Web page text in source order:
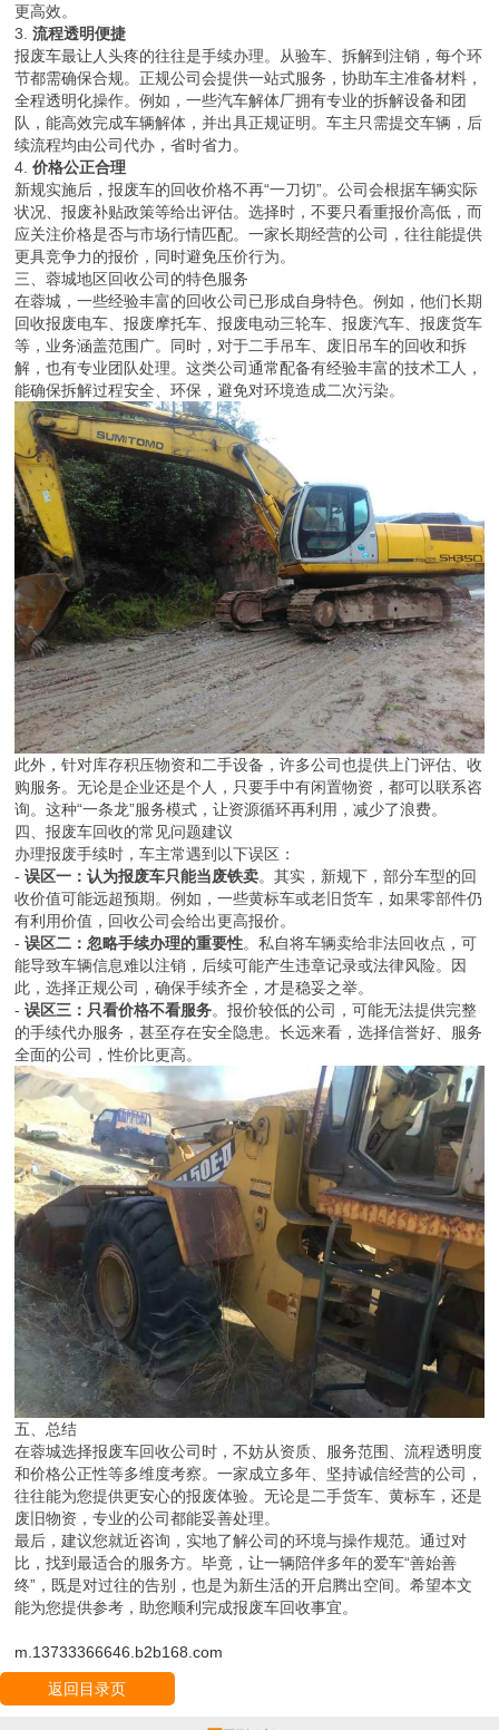
更高效。
3.流程透明便捷
报废车最让人头疼的往往是手续办理。从验车、拆解到注销，每个环
节都需确保合规。正规公司会提供一站式服务，协助车主准备材料，
全程透明化操作。例如，一些汽车解体厂拥有专业的拆解设备和团
队，能高效完成车辆解体，并出具正规证明。车主只需提交车辆，后
续流程均由公司代办，省时省力。
4.价格公正合理
新规实施后，报废车的回收价格不再“一刀切”。公司会根据车辆实际
状况、报废补贴政策等给出评估。选择时，不要只看重报价高低，而
应关注价格是否与市场行情匹配。一家长期经营的公司，往往能提供
更具竞争力的报价，同时避免压价行为。
三、蓉城地区回收公司的特色服务
在蓉城，一些经验丰富的回收公司已形成自身特色。例如，他们长期
回收报废电车、报废摩托车、报废电动三轮车、报废汽车、报废货车
等，业务涵盖范围广。同时，对于二手吊车、废旧吊车的回收和拆
解，也有专业团队处理。这类公司通常配备有经验丰富的技术工人，
能确保拆解过程安全、环保，避免对环境造成二次污染。
此外，针对库存积压物资和二手设备，许多公司也提供上门评估、收
购服务。无论是企业还是个人，只要手中有闲置物资，都可以联系咨
询。这种“一条龙”服务模式，让资源循环再利用，减少了浪费。
四、报废车回收的常见问题建议
办理报废手续时，车主常遇到以下误区：
-误区一：认为报废车只能当废铁卖。其实，新规下，部分车型的回
收价值可能远超预期。例如，一些黄标车或老旧货车，如果零部件仍
有利用价值，回收公司会给出更高报价。
-误区二：忽略手续办理的重要性。私自将车辆卖给非法回收点，可
能导致车辆信息难以注销，后续可能产生违章记录或法律风险。因
此，选择正规公司，确保手续齐全，才是稳妥之举。
-误区三：只看价格不看服务。报价较低的公司，可能无法提供完整
的手续代办服务，甚至存在安全隐患。长远来看，选择信誉好、服务
全面的公司，性价比更高。
五、总结
在蓉城选择报废车回收公司时，不妨从资质、服务范围、流程透明度
和价格公正性等多维度考察。一家成立多年、坚持诚信经营的公司，
往往能为您提供更安心的报废体验。无论是二手货车、黄标车，还是
废旧物资，专业的公司都能妥善处理。
最后，建议您就近咨询，实地了解公司的环境与操作规范。通过对
比，找到最适合的服务方。毕竟，让一辆陪伴多年的爱车“善始善
终”，既是对过往的告别，也是为新生活的开启腾出空间。希望本文
能为您提供参考，助您顺利完成报废车回收事宜。
m.13733366646.b2b168.com
返回目录页